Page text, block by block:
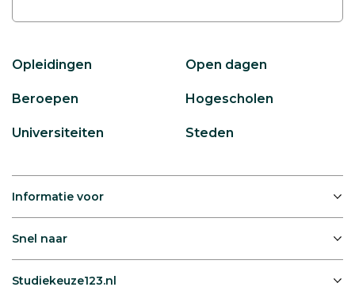
Opleidingen Open dagen
Beroepen Hogescholen
Universiteiten Steden
Informatie voor
Snel naar
Studiekeuze123.nl